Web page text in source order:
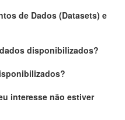
de Dados (Datasets) e
disponibilizados?
interesse não estiver